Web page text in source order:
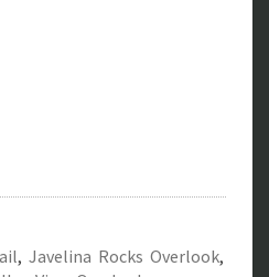
, Javelina Rocks Overlook,